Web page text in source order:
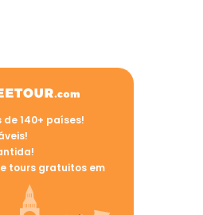
140+ países!
tours gratuitos em